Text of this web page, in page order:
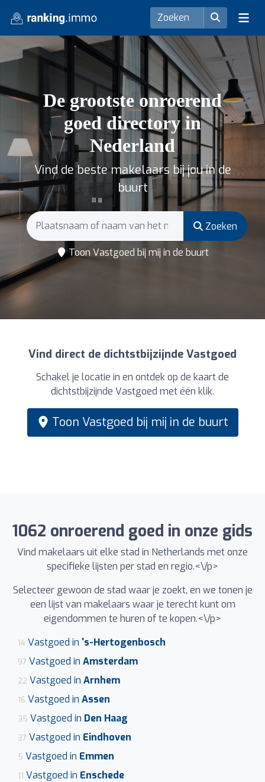
De grootste onroerend
goed directory in
Nederland
Vind de beste makelaars bij jou in de
buurt
Zoeken
Toon Vastgoed bij mij in de buurt
Vind direct de dichtstbijzijnde Vastgoed
Schakel je locatie in en ontdek op de kaart de
dichtstbijzijnde Vastgoed met één klik.
Toon Vastgoed bij mij in de buurt
1062 onroerend goed in onze gids
Vind makelaars uit elke stad in Netherlands met onze
specifieke lijsten per stad en regio.<\/p>
Selecteer gewoon de stad waar je zoekt, en we tonen je
een lijst van makelaars waar je terecht kunt om
eigendommen te huren of te kopen.<\/p>
14 Vastgoed in 's-Hertogenbosch
97 Vastgoed in Amsterdam
22 Vastgoed in Arnhem
16 Vastgoed in Assen
35 Vastgoed in Den Haag
37 Vastgoed in Eindhoven
5 Vastgoed in Emmen
11 Vastgoed in Enschede